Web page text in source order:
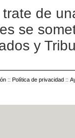
de
se
y
:: Política de privacidad ::